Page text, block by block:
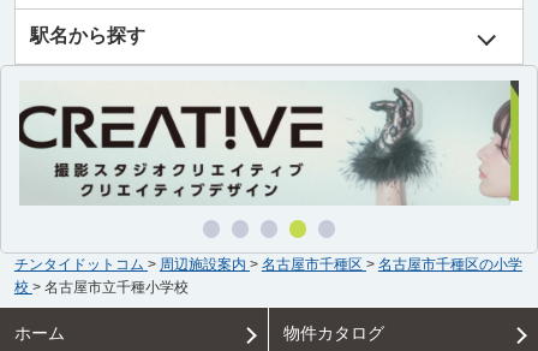
駅名から探す
チンタイドットコム > 周辺施設案内 > 名古屋市千種区 > 名古屋市千種区の小学
校 > 名古屋市立千種小学校
ホーム 物件カタログ